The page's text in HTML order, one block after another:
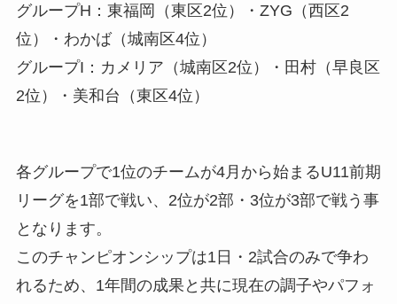
グループH：東福岡（東区2位）・ZYG（西区2
位）・わかば（城南区4位）
グループI：カメリア（城南区2位）・田村（早良区
2位）・美和台（東区4位）
各グループで1位のチームが4月から始まるU11前期
リーグを1部で戦い、2位が2部・3位が3部で戦う事
となります。
このチャンピオンシップは1日・2試合のみで争わ
れるため、1年間の成果と共に現在の調子やパフォ